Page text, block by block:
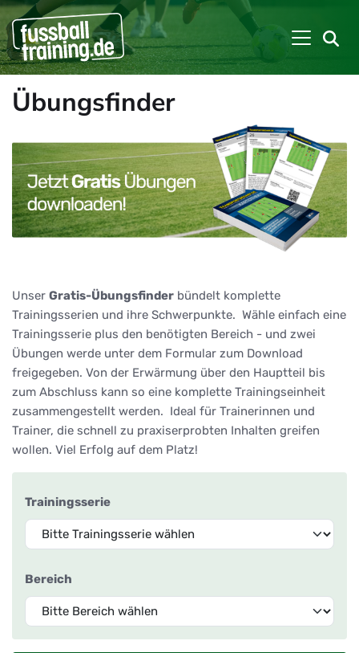
Übungsfinder
Unser Gratis-Übungsfinder bündelt komplette
Trainingsserien und ihre Schwerpunkte. Wähle einfach eine
Trainingsserie plus den benötigten Bereich - und zwei
Übungen werde unter dem Formular zum Download
freigegeben. Von der Erwärmung über den Hauptteil bis
zum Abschluss kann so eine komplette Trainingseinheit
zusammengestellt werden. Ideal für Trainerinnen und
Trainer, die schnell zu praxiserprobten Inhalten greifen
wollen. Viel Erfolg auf dem Platz!
Trainingsserie
Bereich